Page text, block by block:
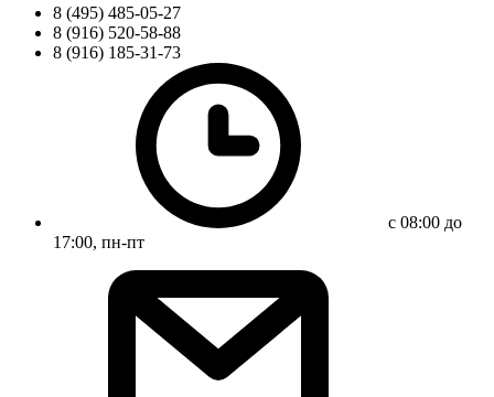
8 (495) 485-05-27
8 (916) 520-58-88
8 (916) 185-31-73
с 08:00 до
17:00, пн-пт